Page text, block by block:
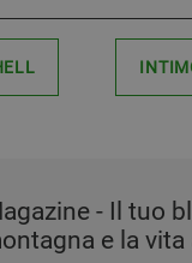
- Il tuo
e la vita